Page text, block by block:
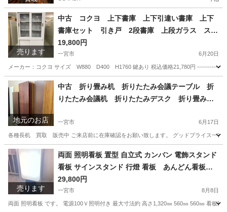
売ります
中古 コクヨ 上下書庫 上下引違い書庫 上下
書庫セット 引き戸 2段書庫 上段ガラス スチ
ールキャビネット 書類棚 鍵付 愛知県 一宮市
名古屋 稲沢 江南 岩倉 岐阜 羽島 各務ヶ原 三重 愛
知 グッドプライス一宮
19,800円
一宮市 6月20日
メーカー：コクヨ サイズ W880 D400 H1760 鍵あり 税込価格21,780円
愛知 一宮市 オフィス用家具
地元のお店
中古 折り畳み机 折りたたみ会議テーブル 折
りたたみ会議机 折りたたみデスク 折り畳み会
市 稲沢市 名古屋 岐阜 各務ヶ原 岐南町
羽島 三重 グッドプライス一宮
一宮市 6月17日
各種長机 買取 販売中 ご来店前に在庫確認をお願い致します。 グッドプライス
愛知 一宮市 リサイクルショップ 買取
売ります
両面 照明看板 置型 自立式 カンバン 電飾スタンド
看板 サインスタンド 行燈 看板 あんどん看板
愛知県 一宮市 名古屋 稲沢 江南 岩倉 岐阜 羽島 各
務ヶ原 三重 愛知 グッドプライス一宮
29,800円
一宮市 8月8日
両面 照明看板 です。 電源100Ｖ照明付き 最大寸法約 高さ1,320㎜ 560㎜ 560㎜ 看板